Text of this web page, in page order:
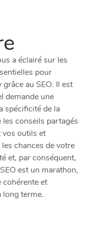
a éclairé sur les
pour
au SEO. Il est
demande une
spécificité de la
conseils partagés
vos outils et
chances de votre
et, par conséquent,
est un marathon,
cohérente et
long terme.